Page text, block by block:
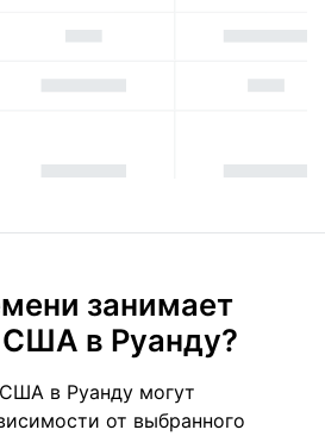
занимает
США в Руанду?
в Руанду могут
от выбранного